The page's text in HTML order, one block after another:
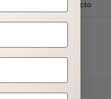
y Derecho de Retracto